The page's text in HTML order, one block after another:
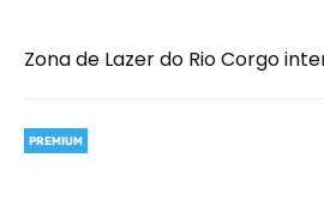
Zona de Lazer do Rio Corgo
PREMIUM